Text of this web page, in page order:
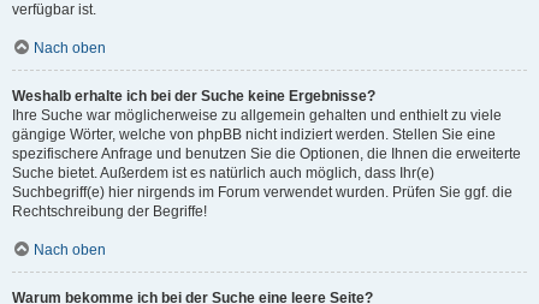
verfügbar ist.
Nach oben
Weshalb erhalte ich bei der Suche keine Ergebnisse?
Ihre Suche war möglicherweise zu allgemein gehalten und enthielt zu viele
gängige Wörter, welche von phpBB nicht indiziert werden. Stellen Sie eine
spezifischere Anfrage und benutzen Sie die Optionen, die Ihnen die erweiterte
Suche bietet. Außerdem ist es natürlich auch möglich, dass Ihr(e)
Suchbegriff(e) hier nirgends im Forum verwendet wurden. Prüfen Sie ggf. die
Rechtschreibung der Begriffe!
Nach oben
Warum bekomme ich bei der Suche eine leere Seite?